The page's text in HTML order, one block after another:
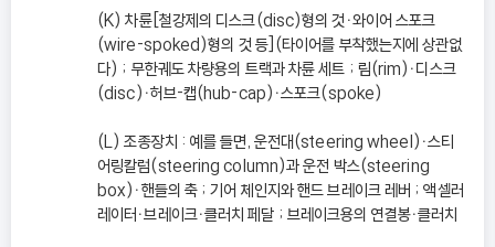
(K) 차륜[철강제의 디스크(disc)형의 것ㆍ와이어 스포크
(wire-spoked)형의 것 등](타이어를 부착했는지에 상관없
다) ; 무한궤도 차량용의 트랙과 차륜 세트 ; 림(rim)ㆍ디스크
(disc)ㆍ허브-캡(hub-cap)ㆍ스포크(spoke)
(L) 조종장치 : 예를 들면, 운전대(steering wheel)ㆍ스티
어링칼럼(steering column)과 운전 박스(steering
box)ㆍ핸들의 축 ; 기어 체인지와 핸드 브레이크 레버 ; 액셀러
레이터ㆍ브레이크ㆍ클러치 페달 ; 브레이크용의 연결봉ㆍ클러치